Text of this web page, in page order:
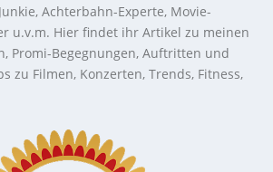
Achterbahn-Experte, Movie-
u.v.m. Hier findet ihr Artikel zu meinen
Promi-Begegnungen, Auftritten und
zu Filmen, Konzerten, Trends, Fitness,